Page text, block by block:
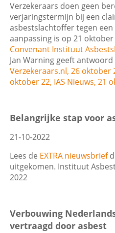
Verzekeraars doen geen
verjaringstermijn bij een
asbestslachtoffer tegen een
aanpassing is op 21
Convenant Instituut
Jan Warning geeft
Verzekeraars.nl, 26 oktober
oktober 22, IAS Nieuws, 21
Belangrijke stap voor
21-10-2022
Lees de EXTRA nieuwsbrief
uitgekomen. Instituut
2022
Verbouwing
vertraagd door asbest